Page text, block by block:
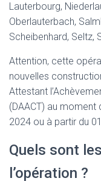
Lauterbourg,
Oberlauterbach,
Scheibenhard, Seltz,
Attention, cette
nouvelles
Attestant
(DAACT) au moment
2024 ou à partir du
Quels sont
l’opération ?